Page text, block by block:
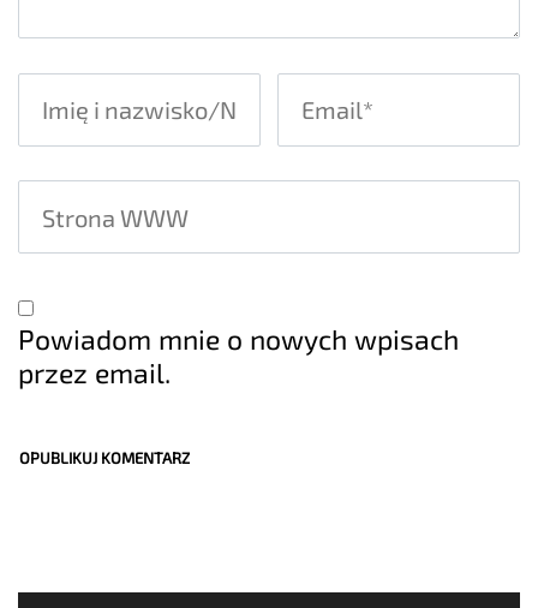
Powiadom mnie o nowych wpisach
przez email.